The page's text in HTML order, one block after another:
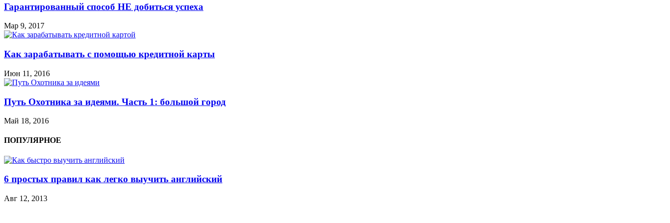
Гарантированный способ НЕ добиться успеха
Мар 9, 2017
Как зарабатывать с помощью кредитной карты
Июн 11, 2016
Путь Охотника за идеями. Часть 1: большой город
Май 18, 2016
ПОПУЛЯРНОЕ
6 простых правил как легко выучить английский
Авг 12, 2013